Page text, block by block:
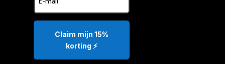
Claim mijn 15%
korting ⚡️